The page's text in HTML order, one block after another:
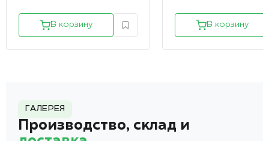
В корзину В корзину
ГАЛЕРЕЯ
Производство, склад и